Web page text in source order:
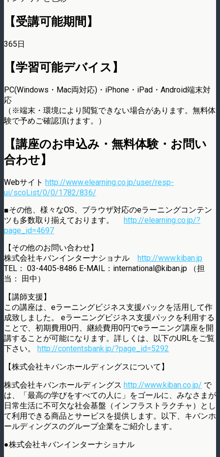
【受講可能期間】
365日
【学習可能デバイス】
PC(Windows・Mac両対応)・iPhone・iPad・Android端末対
応
（※端末・環境により閲覧できない場合があります。無料体
験で予めご確認頂けます。）
【講座のお申込み・無料体験・お問い
合わせ】
Webサイト http://www.elearning.co.jp/user/resp-
ui/scoList/0/0/1782/836/
■その他、様々なOS、ブラウザ対応のeラーニングコンテン
ツも多数取り揃えております。 http://elearning.co.jp/?
page_id=4697
【その他のお問い合わせ】
株式会社キバンインターナショナル http://www.kiban.jp
TEL： 03-4405-8486 E-MAIL：international@kiban.jp （担
当： 田中）
【講師支援】
この講座は、eラーニングビジネス支援パックを活用して作
成致しました。 eラーニングビジネス支援パックを利用する
ことで、初期費用0円、継続費用0円でeラーニング講座を開
講することが可能になります。詳しくは、以下のURLをご覧
下さい。 http://contentsbank.jp/?page_id=5292
【株式会社キバンホールディングスについて】
株式会社キバンホールディングス http://www.kiban.co.jp/ で
は、「最高の学びをすべての人に」をゴールに、みなさまが
日常生活に不可欠な社会基盤（インフラストラクチャ）とし
て利用できる商品とサービスを提供します。以下、キバンホ
ールディングスのグループ企業をご紹介します。
●株式会社キバンインターナショナル